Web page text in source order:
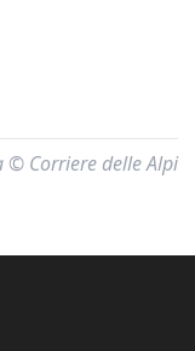
© Corriere delle Alpi